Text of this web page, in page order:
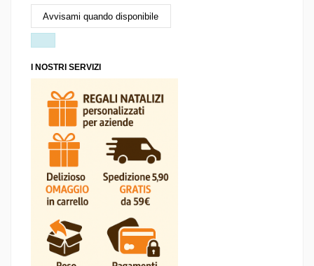
I NOSTRI SERVIZI